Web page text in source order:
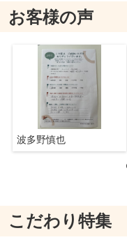
お客様の声
波多野慎也
こだわり特集